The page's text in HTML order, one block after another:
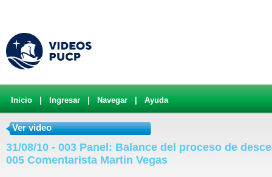
Inicio Ingresar Navegar Ayuda
Ver video
31/08/10 - 003 Panel: Balance del proceso de
005 Comentarista Martin Vegas